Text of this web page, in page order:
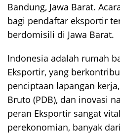
Bandung, Jawa Barat.
bagi pendaftar eksportir
berdomisili di Jawa Barat.
Indonesia adalah rumah
Eksportir, yang
penciptaan lapangan
Bruto (PDB), dan inovasi
peran Eksportir sangat
perekonomian, banyak